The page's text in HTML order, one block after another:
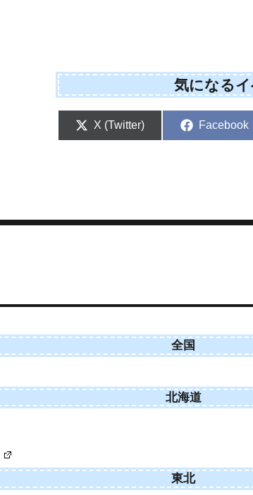
気になる
Share
X (Twitter)
Share
Facebook
全国
北海道
東北